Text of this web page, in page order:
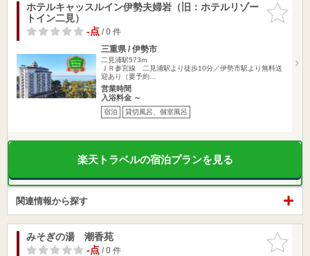
お気に入
りに追加
ホテルキャッスルイン伊勢夫婦岩（旧：ホテルリゾー
トイン二見）
-点/ 0 件
三重県 / 伊勢市
二見浦駅573m
ＪＲ参宮線 二見浦駅より徒歩10分／伊勢市駅より無料送
迎あり（要予約…
営業時間
入浴料金 ～
宿泊 貸切風呂、個室風呂
楽天トラベルの宿泊プランを見る
関連情報から探す
お気に入
りに追加
みそぎの湯 潮香苑
-点/ 0 件